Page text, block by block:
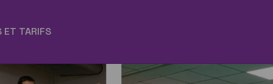
ET TARIFS